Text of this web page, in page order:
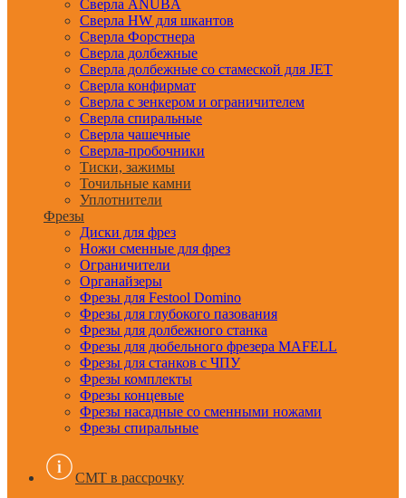
Сверла ANUBA
Сверла HW для шкантов
Сверла Форстнера
Сверла долбежные
Сверла долбежные со стамеской для JET
Сверла конфирмат
Сверла с зенкером и ограничителем
Сверла спиральные
Сверла чашечные
Сверла-пробочники
Тиски, зажимы
Точильные камни
Уплотнители
Фрезы
Диски для фрез
Ножи сменные для фрез
Ограничители
Органайзеры
Фрезы для Festool Domino
Фрезы для глубокого пазования
Фрезы для долбежного станка
Фрезы для дюбельного фрезера MAFELL
Фрезы для станков с ЧПУ
Фрезы комплекты
Фрезы концевые
Фрезы насадные со сменными ножами
Фрезы спиральные
CMT в рассрочку